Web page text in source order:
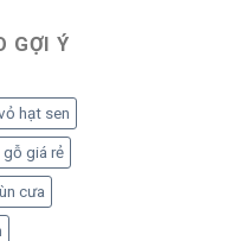
GỢI Ý
hạt sen
gỗ giá rẻ
cưa